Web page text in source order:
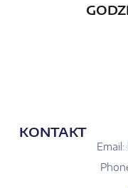
KONTAKT